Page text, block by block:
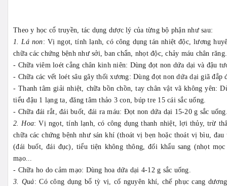
Theo y học cổ truyền, tác dụng dược lý của từng bộ phận như sau:
1. Lá non: Vị ngọt, tính lạnh, có công dụng tán nhiệt độc, lương
chữa các chứng bệnh như sởi, ban chẩn, nhọt độc, chảy máu chân
- Chữa viêm loét cẳng chân kinh niên: Dùng đọt non dứa dại và đậu
- Chữa các vết loét sâu gây thối xương: Dùng đọt non dứa dại giã đắp
- Thanh tâm giải nhiệt, chữa bồn chồn, tay chân vật vã không yên:
tiểu đậu 1 lạng ta, đăng tâm thảo 3 con, búp tre 15 cái sắc uống.
- Chữa đái rắt, đái buốt, đái ra máu: Đọt non dứa dại 15-20 g sắc
2. Hoa: Vị ngọt, tính lạnh, có công dụng thanh nhiệt, lợi thủy, trừ
chữa các chứng bệnh như sán khí (thoát vị bẹn hoặc thoát vị bìu,
(đái buốt, đái đục), tiểu tiện không thông, đối khẩu sang (nhọt
mạo...
- Chữa ho do cảm mạo: Dùng hoa dứa dại 4-12 g sắc uống.
3. Quả: Có công dụng bổ tỳ vị, cố nguyên khí, chế phục cang